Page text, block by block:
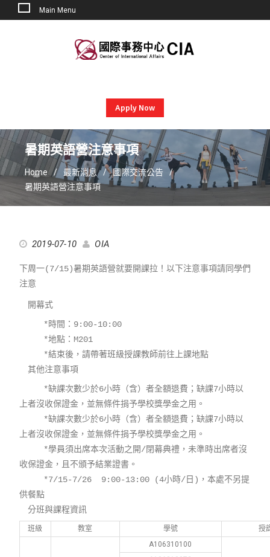
Main Menu
Apply Now
暑期英語營注意事項
Home 最新消息
國際交流公告
暑期英語營注意事項
2019-07-10 OIA
下周一(7/15)暑期英語營就要開課拉！以下注意事項請同學們
注意
開幕式
*時間：9:00-10:00
*地點：M201
*結束後，請帶著班級授課教師前往上課地點
其他注意事項
*缺課次數少於6小時（含）者全額退費；缺課7小時以
上者沒收保證金，並無條件捐予學校獎學金之用。
*缺課次數少於6小時（含）者全額退費；缺課7小時以
上者沒收保證金，並無條件捐予學校獎學金之用。
*學員須出席本次活動之開/閉幕典禮，未準時出席者沒
收保證金，且不頒予結業證書。
*7/15-7/26 9:00-13:00 (4小時/日)，本處不另提
供餐點
分班與課程資訊
班級 教室 學號 授
A106310100